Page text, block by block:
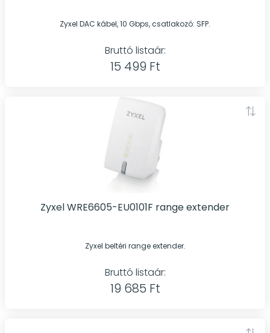
Zyxel DAC kábel, 10 Gbps, csatlakozó: SFP.
Bruttó listaár:
15 499 Ft
Zyxel WRE6605-EU0101F range extender
Zyxel beltéri range extender.
Bruttó listaár:
19 685 Ft